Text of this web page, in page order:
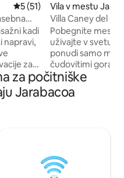
Povprečna ocena: 5 od 5,
5 (51)
kadi
napravi,
za
spalnico
in eno
Vila v mestu
Villa Caney del
Pobegnite
uživajte v svetu
ponudi samo
čudovitimi
razgledom. Villa
nahaja v soseski
dvema
enostaven
glavnih
Jarabacoa
za počitniške
Jarabacoa